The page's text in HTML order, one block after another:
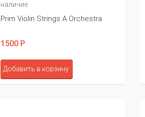
наличие
Prim Violin Strings A Orchestra
1500 Р
Добавить в корзину